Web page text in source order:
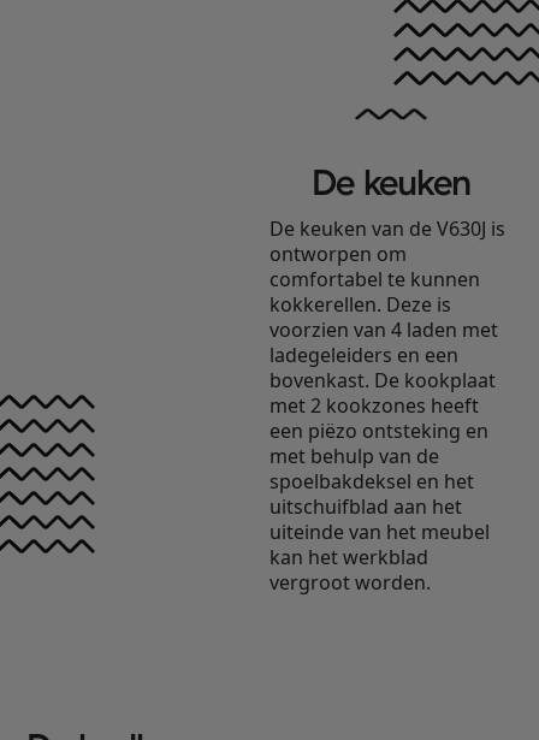
De keuken
De keuken van de V630J is
ontworpen om
comfortabel te kunnen
kokkerellen. Deze is
voorzien van 4 laden met
ladegeleiders en een
bovenkast. De kookplaat
met 2 kookzones heeft
een piëzo ontsteking en
met behulp van de
spoelbakdeksel en het
uitschuifblad aan het
uiteinde van het meubel
kan het werkblad
vergroot worden.